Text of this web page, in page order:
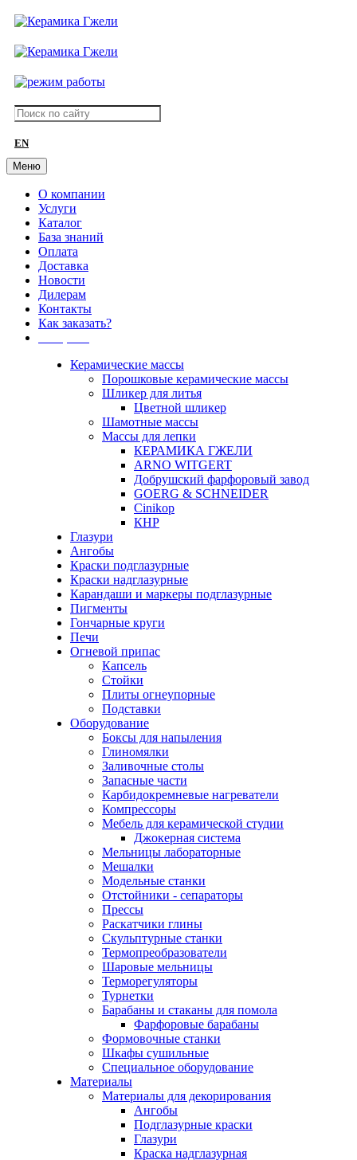
EN
Меню
О компании
Услуги
Каталог
База знаний
Оплата
Доставка
Новости
Дилерам
Контакты
Как заказать?
Керамические массы
Порошковые керамические массы
Шликер для литья
Цветной шликер
Шамотные массы
Массы для лепки
КЕРАМИКА ГЖЕЛИ
ARNO WITGERT
Добрушский фарфоровый завод
GOERG & SCHNEIDER
Cinikop
КНР
Глазури
Ангобы
Краски подглазурные
Краски надглазурные
Карандаши и маркеры подглазурные
Пигменты
Гончарные круги
Печи
Огневой припас
Капсель
Стойки
Плиты огнеупорные
Подставки
Оборудование
Боксы для напыления
Глиномялки
Заливочные столы
Запасные части
Карбидокремневые нагреватели
Компрессоры
Мебель для керамической студии
Джокерная система
Мельницы лабораторные
Мешалки
Модельные станки
Отстойники - сепараторы
Прессы
Раскатчики глины
Скульптурные станки
Термопреобразователи
Шаровые мельницы
Терморегуляторы
Турнетки
Барабаны и стаканы для помола
Фарфоровые барабаны
Формовочные станки
Шкафы сушильные
Специальное оборудование
Материалы
Материалы для декорирования
Ангобы
Подглазурные краски
Глазури
Краска надглазурная